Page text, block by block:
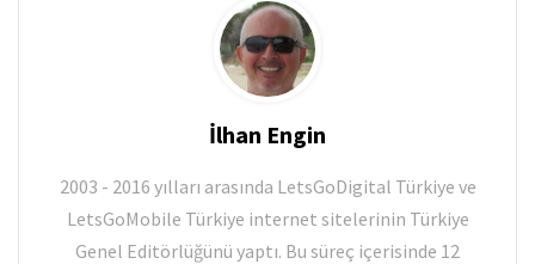
İlhan Engin
2003 - 2016 yılları arasında LetsGoDigital Türkiye ve
LetsGoMobile Türkiye internet sitelerinin Türkiye
Genel Editörlüğünü yaptı. Bu süreç içerisinde 12